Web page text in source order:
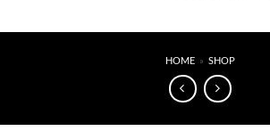
HOME » SHOP